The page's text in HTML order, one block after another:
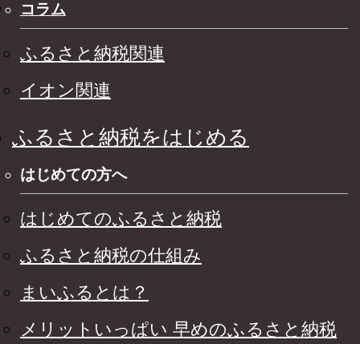
コラム
ふるさと納税関連
イオン関連
ふるさと納税をはじめる
はじめての方へ
はじめてのふるさと納税
ふるさと納税の仕組み
まいふるとは？
メリットいっぱい 早めのふるさと納税